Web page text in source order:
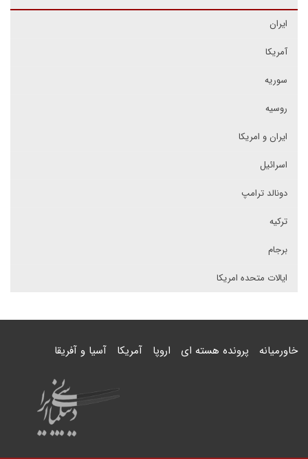
ایران
آمریکا
سوریه
روسیه
ایران و امریکا
اسرائیل
دونالد ترامپ
ترکیه
برجام
ایالات متحده امریکا
خاورمیانه پرونده هسته ای اروپا آمریکا آسیا و آفریقا